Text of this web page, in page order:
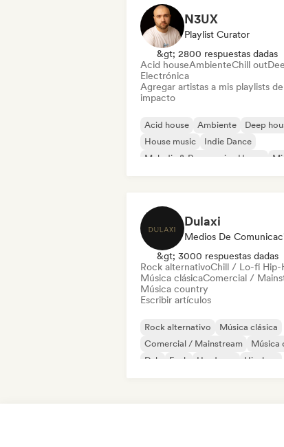
N3UX
Playlist Curator
&gt; 2800 respuestas dadas
Acid houseAmbienteChill out
Electrónica
Agregar artistas a mis playlists
impacto
Acid house Ambiente
Deep
House music
Indie Dance
Melodic & Progressive House
Dulaxi
&gt; 3000 respuestas dadas
Rock alternativoChill / Lo-fi Hip-
Música clásicaComercial /
Música country
Escribir artículos
Rock alternativo
Música clásica
Comercial / Mainstream
Música
Dub
Funk Hardcore Hip-hop